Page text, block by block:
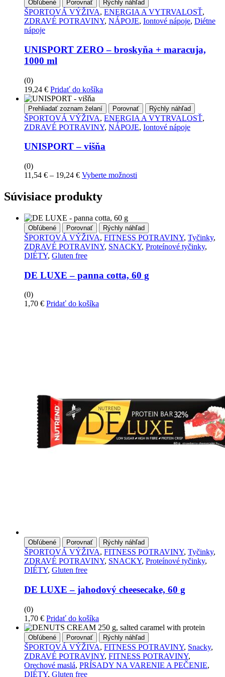
Obľúbené Porovnať Rýchly náhľad
ŠPORTOVÁ VÝŽIVA, ENERGIA A VYTRVALOSŤ,
ZDRAVÉ POTRAVINY, NÁPOJE, Iontové nápoje, Diétne
nápoje
UNISPORT ZERO – broskyňa + maracuja,
1000 ml
(0)
19,24 € Pridať do košíka
Prehliadať zoznam želaní Porovnať Rýchly náhľad
ŠPORTOVÁ VÝŽIVA, ENERGIA A VYTRVALOSŤ,
ZDRAVÉ POTRAVINY, NÁPOJE, Iontové nápoje
UNISPORT – višňa
(0)
11,54 € – 19,24 €Price
11,54 €
through
Vyberte možnosti
si
môžete
vybrať
produktu
Súvisiace produkty
Obľúbené Porovnať Rýchly náhľad
ŠPORTOVÁ VÝŽIVA, FITNESS POTRAVINY, Tyčinky,
ZDRAVÉ POTRAVINY, SNACKY, Proteínové tyčinky,
DIÉTY, Gluten free
DE LUXE – panna cotta, 60 g
(0)
1,70 € Pridať do košíka
Obľúbené Porovnať Rýchly náhľad
ŠPORTOVÁ VÝŽIVA, FITNESS POTRAVINY, Tyčinky,
ZDRAVÉ POTRAVINY, SNACKY, Proteínové tyčinky,
DIÉTY, Gluten free
DE LUXE – jahodový cheesecake, 60 g
(0)
1,70 € Pridať do košíka
Obľúbené Porovnať Rýchly náhľad
ŠPORTOVÁ VÝŽIVA, FITNESS POTRAVINY, Snacky,
ZDRAVÉ POTRAVINY, FITNESS POTRAVINY,
Orechové maslá, PRÍSADY NA VARENIE A PEČENIE,
DIÉTY, Gluten free